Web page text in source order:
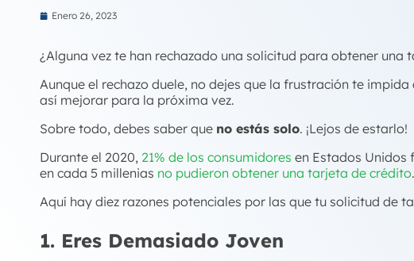
Enero 26, 2023
¿Alguna vez te han rechazado una solicitud para obtener una
Aunque el rechazo duele, no dejes que la frustración te
así mejorar para la próxima vez.
Sobre todo, debes saber que no estás solo. ¡Lejos de estarlo!
Durante el 2020, 21% de los consumidores en Estados Unidos
en cada 5 millenias no pudieron obtener una tarjeta de crédito.
Aquí hay diez razones potenciales por las que tu solicitud de
1. Eres Demasiado Joven